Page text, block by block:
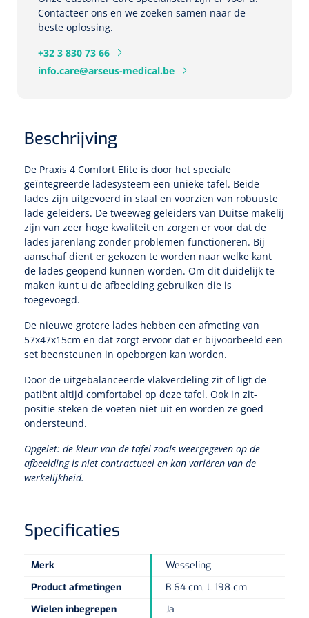
Verzwaringsdekens
Positioneringsmateriaal
Bekers
Koffiebekers
Opzetstukken voor bekers
Badkamerhulpmiddelen
Toiletverhogers
Wandbeugels
Douchestoelen
Toiletbeugels
Diversen badkamerhulpmiddelen
Toiletstoelen
Doucherolstoelen
Douchetabouretten
Dermatoscopen
Gynecologische lichtbronnen & toebehoren
Loupebrillen
Otoscopen
Ophtalmoscopen
Penlight
Tongspatelhouders
Voorhoofdslampen
NKO
Audiometrie
Zelftest apparatuur
Glucosemeters
Weegschalen
Bobath
Draagbaar
Traction
Osteo
Kantel
Tabouret
Fysiotechniek & hydromassage
Shockwave
Tecar
Ultrageluid & elektrotherapie
Kort-en microgolf
Pressotherapie & massage
Lymfedrainage
Papierwaren
Dameshygiëne
Zakdoekjes
Toiletpapier
Werkdoeken
Servietten
Onderzoekstafelpapier
Handdoekrollen
Keukenrollen
Cellulosepapier
Persoonlijk beschermingsmateriaal
Mutsen
Oordoppen
Handschoenen
Urinezakken & urinepotjes
Glijmiddel
Spoelingen
Bedpannen & toiletemmers
Infuusstaander
Ontsmettingsalcohol
Naaldknippers
Stuwbanden
Alcoswabs
Hoofdkussens
Matrassen & beschermers
Medisch kabinet
Onderzoekstafels
Onderzoekslampen
Dokterstassen & toebehoren
Tabouretten
Opstapjes
Karren & trolleys
Afvalverzamelaars
Wondzorgkarren
PC karren
Uterustangen
Nageltangen
Bistouri
Bistourimesjes
Stitch cutters
Volledige bistouris
Bistourihouders
Verbandtrommels
Klemmen
Oorlusjes
Pincetten
Gipszagen & ringzagen
Vingerspalken
Gaaskompressen
Oogkompressen
Niet inklevende verbanden
Absorberende verbanden
Deppers
Splitkompressen
Gipsverbanden & toebehoren
Jersey kousen
Zinklijmverbanden
Polsterwatten
Gipsen
Contacteer ons en we zoeken samen naar de
beste oplossing.
+32 3 830 73 66
info.care@arseus-medical.be
Beschrijving
De Praxis 4 Comfort Elite is door het speciale
geïntegreerde ladesysteem een unieke tafel. Beide
lades zijn uitgevoerd in staal en voorzien van robuuste
lade geleiders. De tweeweg geleiders van Duitse makelij
zijn van zeer hoge kwaliteit en zorgen er voor dat de
lades jarenlang zonder problemen functioneren. Bij
aanschaf dient er gekozen te worden naar welke kant
de lades geopend kunnen worden. Om dit duidelijk te
maken kunt u de afbeelding gebruiken die is
toegevoegd.
De nieuwe grotere lades hebben een afmeting van
57x47x15cm en dat zorgt ervoor dat er bijvoorbeeld een
set beensteunen in opeborgen kan worden.
Door de uitgebalanceerde vlakverdeling zit of ligt de
patiënt altijd comfortabel op deze tafel. Ook in zit-
positie steken de voeten niet uit en worden ze goed
ondersteund.
Opgelet: de kleur van de tafel zoals weergegeven op de
afbeelding is niet contractueel en kan variëren van de
werkelijkheid.
Specificaties
Merk
Wesseling
Product afmetingen
B 64 cm, L 198 cm
Wielen inbegrepen
Ja